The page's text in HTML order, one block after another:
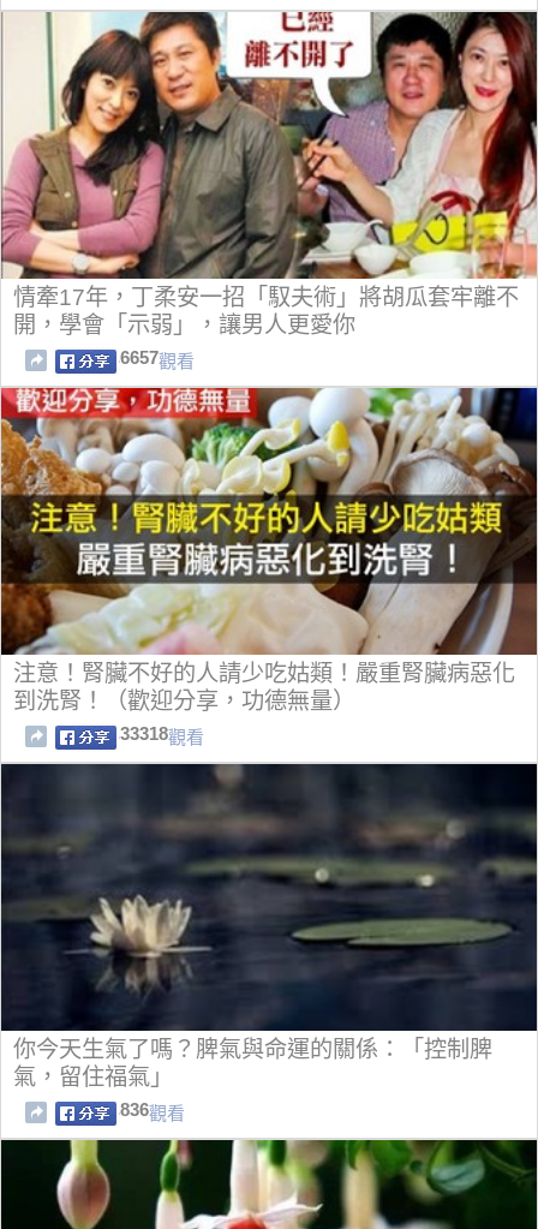
情牽17年，丁柔安一招「馭夫術」將胡瓜套牢離不
開，學會「示弱」，讓男人更愛你
6657觀看
注意！腎臟不好的人請少吃姑類！嚴重腎臟病惡化
到洗腎！（歡迎分享，功德無量）
33318觀看
你今天生氣了嗎？脾氣與命運的關係：「控制脾
氣，留住福氣」
836觀看